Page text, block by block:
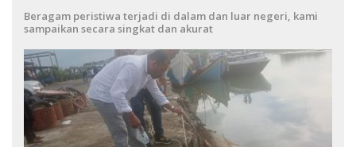
Beragam peristiwa terjadi di dalam dan luar negeri, kami
sampaikan secara singkat dan akurat